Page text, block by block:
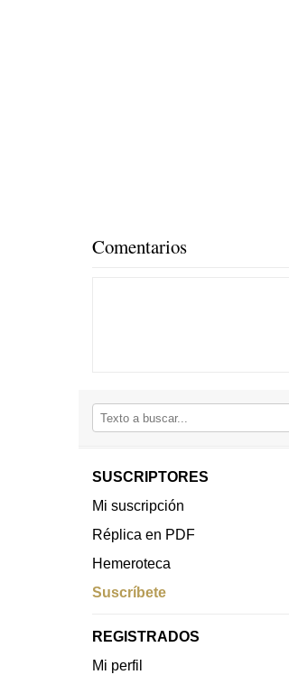
Comentarios
SUSCRIPTORES
Mi suscripción
Réplica en PDF
Hemeroteca
Suscríbete
REGISTRADOS
Mi perfil